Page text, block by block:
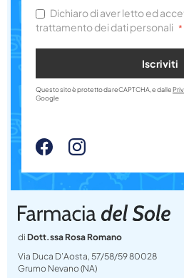
di Dott.ssa Rosa Romano
Via Duca D’Aosta, 57/58/59 80028
Grumo Nevano (NA)
Dichiaro di aver letto ed
trattamento dei dati personali
Iscriviti
Questo sito è protetto da reCAPTCHA, e dalle
Google